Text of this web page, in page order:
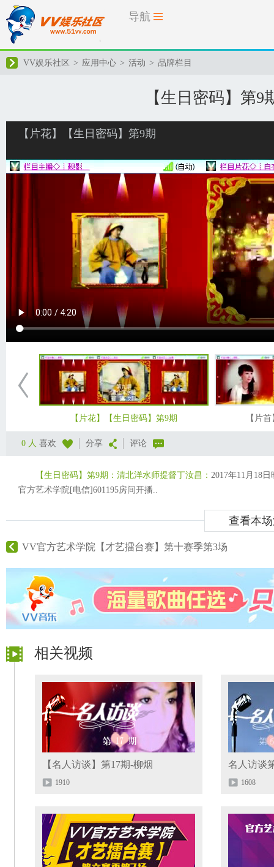
导航
VV娱乐社区 > 应用中心 > 活动 > 品牌栏目
【生日密码】第
【片花】【生日密码】第9期
【片花】【生日密码】第9期 【片
0 人 喜欢 分享 评论
【生日密码】第9期：清北洋水师提督丁汝昌： 2017年11月18
官方艺术学院[电信]601195房间开播..
查看本
VV官方艺术学院【才艺擂台赛】第十赛季第3场
相关视频
【名人访谈】第17期-柳烟
1910
名人访谈
1608